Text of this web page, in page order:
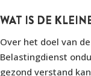
WAT IS DE
Over het doel van
Belastingdienst
gezond verstand